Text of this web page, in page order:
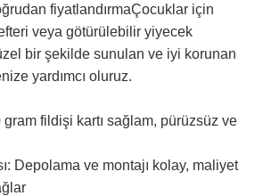
fiyatlandırmaÇocuklar için
veya götürülebilir yiyecek
bir şekilde sunulan ve iyi korunan
yardımcı oluruz.
fildişi kartı sağlam, pürüzsüz ve
Depolama ve montajı kolay, maliyet